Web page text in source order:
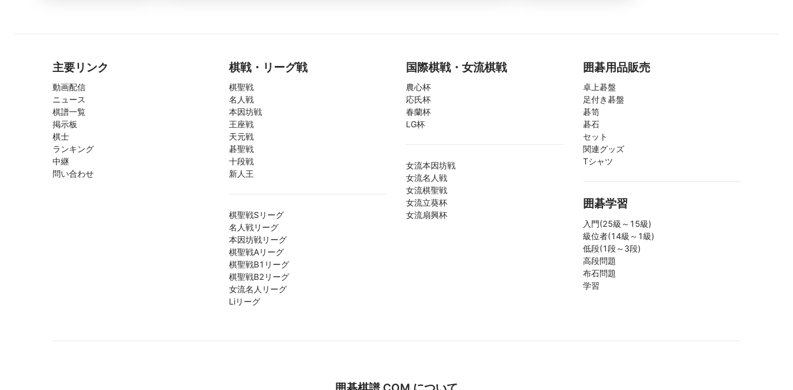
主要リンク
動画配信
ニュース
棋譜一覧
掲示板
棋士
ランキング
中継
問い合わせ
棋戦・リーグ戦
棋聖戦
名人戦
本因坊戦
王座戦
天元戦
碁聖戦
十段戦
新人王
棋聖戦Sリーグ
名人戦リーグ
本因坊戦リーグ
棋聖戦Aリーグ
棋聖戦B1リーグ
棋聖戦B2リーグ
女流名人リーグ
Liリーグ
国際棋戦・女流棋戦
農心杯
応氏杯
春蘭杯
LG杯
女流本因坊戦
女流名人戦
女流棋聖戦
女流立葵杯
女流扇興杯
囲碁用品販売
卓上碁盤
足付き碁盤
碁笥
碁石
セット
関連グッズ
Tシャツ
囲碁学習
入門(25級～15級)
級位者(14級～1級)
低段(1段～3段)
高段問題
布石問題
学習